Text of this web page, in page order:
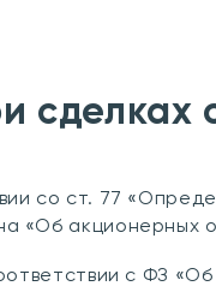
сделках
со ст. 77
«Об акционерных
с ФЗ